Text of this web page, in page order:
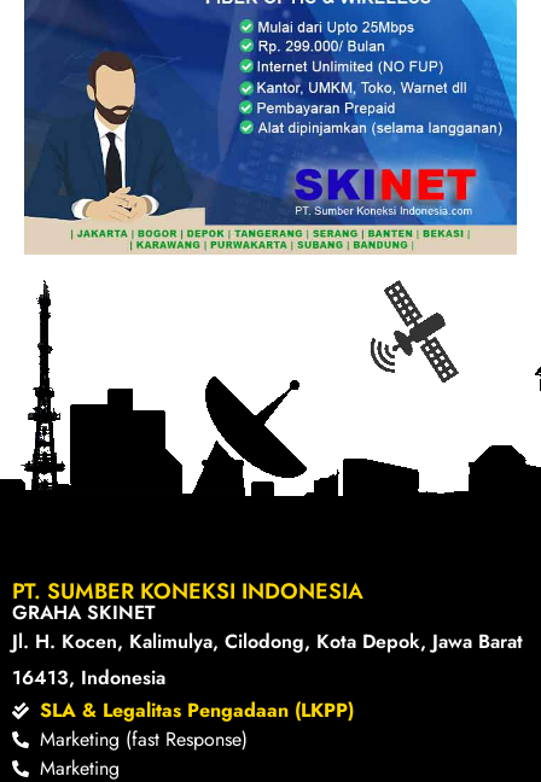
PT. SUMBER KONEKSI INDONESIA
GRAHA SKINET
Jl. H. Kocen, Kalimulya, Cilodong, Kota Depok, Jawa Barat
16413, Indonesia
SLA & Legalitas Pengadaan (LKPP)
Marketing (fast Response)
Marketing